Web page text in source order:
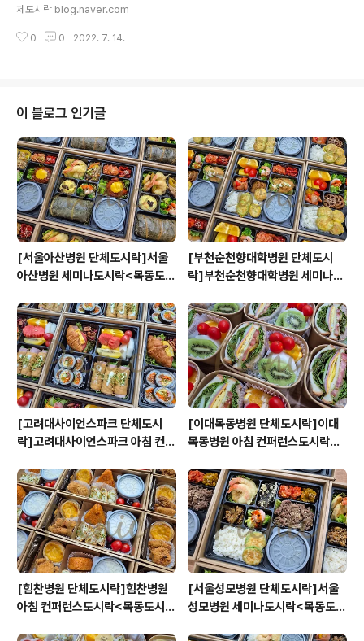
체도시락 blog.naver.com
0 0 2022. 7. 14.
이 블로그 인기글
[서울아산병원 단체도시락]서울
아산병원 세미나도시락<목동도시
원스피크닉>
[부천순천향대학병원 단체도시
락]부천순천향대학병원 세미나도
시락케이터링:원스피크닉>
[고려대사이언스파크 단체도시
락]고려대사이언스파크 아침 컨퍼
시락/도시락케이터링:원스피크닉
>
[이대목동병원 단체도시락]이대
목동병원 아침 컨퍼런스도시락<
이터링:원스피크닉>
[힘찬병원 단체도시락]힘찬병원
아침 컨퍼런스도시락<목동도시
[서울성모병원 단체도시락]서울
성모병원 세미나도시락<목동도시